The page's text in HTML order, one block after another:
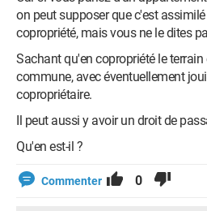
on peut supposer que c'est
copropriété, mais vous ne le dites
Sachant qu'en copropriété le
commune, avec éventuellement
copropriétaire.
Il peut aussi y avoir un droit de
Qu'en est-il ?
Commenter 0